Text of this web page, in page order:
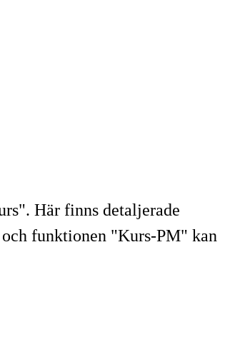
Här finns detaljerade
funktionen "Kurs-PM" kan